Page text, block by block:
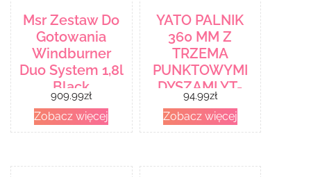
Msr Zestaw Do
Gotowania
Windburner
Duo System 1,8l
Black
Apm040818103661
909.99zł
Zobacz więcej
YATO PALNIK
360 MM Z
TRZEMA
PUNKTOWYMI
DYSZAMI YT-
36731
94.99zł
Zobacz więcej